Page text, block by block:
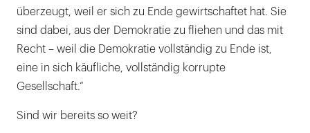
überzeugt, weil er sich zu Ende gewirtschaftet hat. Sie
sind dabei, aus der Demokratie zu fliehen und das mit
Recht – weil die Demokratie vollständig zu Ende ist,
eine in sich käufliche, vollständig korrupte
Gesellschaft.“
Sind wir bereits so weit?